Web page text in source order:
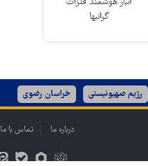
گرانبها
رژیم صهیونیستی خراسان رضوی
درباره ما تماس با ما